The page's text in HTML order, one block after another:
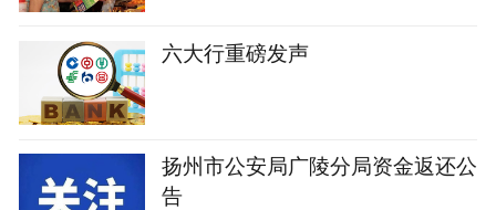
六大行重磅发声
扬州市公安局广陵分局资金返还公
告